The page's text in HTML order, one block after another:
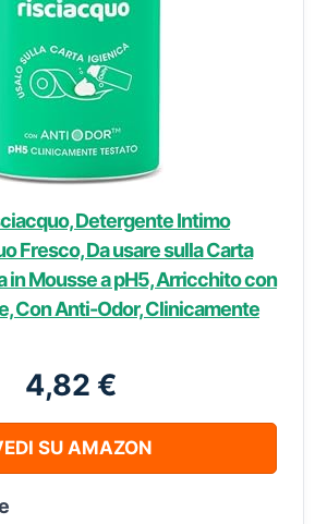
Detergente Intimo
Fresco, Da usare sulla Carta
in Mousse a pH5, Arricchito con
Con Anti-Odor, Clinicamente
4,82 €
SU AMAZON